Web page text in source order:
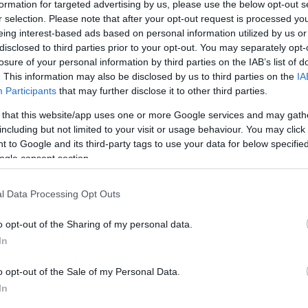
for targeted advertising by us, please use the below opt-out
selection. Please note that after your opt-out request is processed
interest-based ads based on personal information utilized by us
to third parties prior to your opt-out. You may separately
of your personal information by third parties on the IAB’s list of
This information may also be disclosed by us to third parties on the
Participants that may further disclose it to other third parties.
that this website/app uses one or more Google services and may
but not limited to your visit or usage behaviour. You may
to Google and its third-party tags to use your data for below
consent section.
Data Processing Opt Outs
opt-out of the Sharing of my personal data.
opt-out of the Sale of my Personal Data.
Αθλητικός Όμιλος συνεχίζει
αφιέρωμα και παρουσιάζει τη σχέση
έχουν … Παναθηναϊκή προέλευση.
τιμήσει με τον δικό της τρόπο στα εδάφη
και η πράσινη σημαία παραμένει ψηλά στην
ήταν μια προσπάθεια που έγινε το 2013 σε
ενώ είχε τμήμα αγοριών και κοριτσιών.